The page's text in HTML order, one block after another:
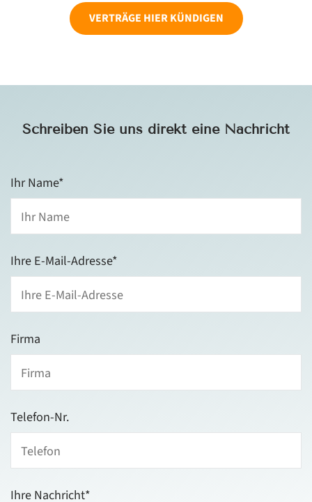
VERTRÄGE HIER KÜNDIGEN
Schreiben Sie uns direkt eine Nachricht
Ihr Name*
Ihre E-Mail-Adresse*
Ihr
Name*
Ihre E-
Mail-
Firma
Telefon-Nr.
Ihre Nachricht*